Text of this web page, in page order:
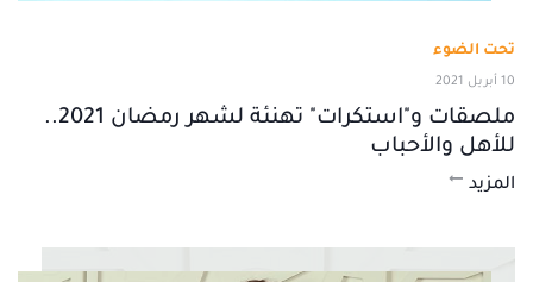
تحت الضوء
10 أبريل 2021
ملصقات و"استكرات" تهنئة لشهر رمضان 2021..
للأهل والأحباب
المزيد